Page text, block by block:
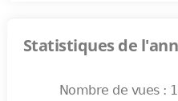
Statistiques de
Nombre de vues :